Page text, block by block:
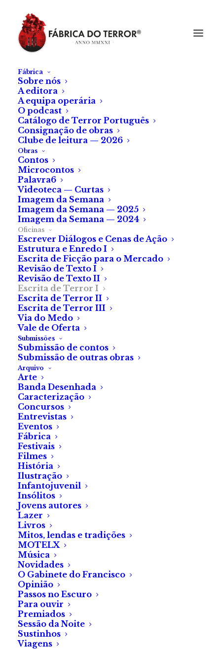
Fábrica
Sobre nós
A editora
A equipa operária
O podcast
Catálogo de Terror Português
Consignação de obras
Clube de leitura — 2026
Obras
Contos
Microcontos
Palavra6
Videoteca — Curtas
Imagem da Semana
Imagem da Semana — 2025
Imagem da Semana — 2024
Oficinas
Escrever Diálogos e Cenas de Ação
Estrutura e Enredo I
Escrita de Ficção para o Mercado
Revisão de Texto I
Revisão de Texto II
Escrita de Terror I
Escrita de Terror II
Escrita de Terror III
Via do Medo
Vale de Oferta
Submissões
Submissão de contos
Submissão de outras obras
Arquivo
Arte
Banda Desenhada
Caracterização
Concursos
Entrevistas
Eventos
Fábrica
Festivais
Filmes
História
Ilustração
Infantojuvenil
Insólitos
Jovens autores
Lazer
Livros
Mitos, lendas e tradições
MOTELX
Música
Novidades
O Gabinete do Francisco
Opinião
Passos no Escuro
Para ouvir
Premiados
Sessão da Noite
Sustinhos
Viagens
DESCRIÇÃO
O primeiro nível da oficina de Escrita de Terror,
ministrado pelo escritor Pedro Lucas Martins, tem
como objetivo fazer uma introdução à escrita de terror
e às suas muitas particularidades.
Nesta oficina de dez horas (
do Zoom), abordam-se, entre vários tópicos, as
principais técnicas e temas associados ao terror, a
construção de personagens e diversas referências de
relevo literário, equilibrando sempre a teoria e a
prática.
Não importa se já é adepto deste género, se já tem
um repertório de escrita ou se vem apenas à
descoberta do que o terror tem para oferecer como
expressão literária. No escuro, somos todos iguais.
OPINIÕES